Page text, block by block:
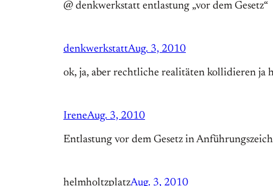
@ denkwerkstatt entlastung „vor dem Gesetz“
denkwerkstattAug. 3, 2010
ok, ja, aber rechtliche realitäten kollidieren ja
IreneAug. 3, 2010
Entlastung vor dem Gesetz in
helmholtzplatzAug. 3, 2010